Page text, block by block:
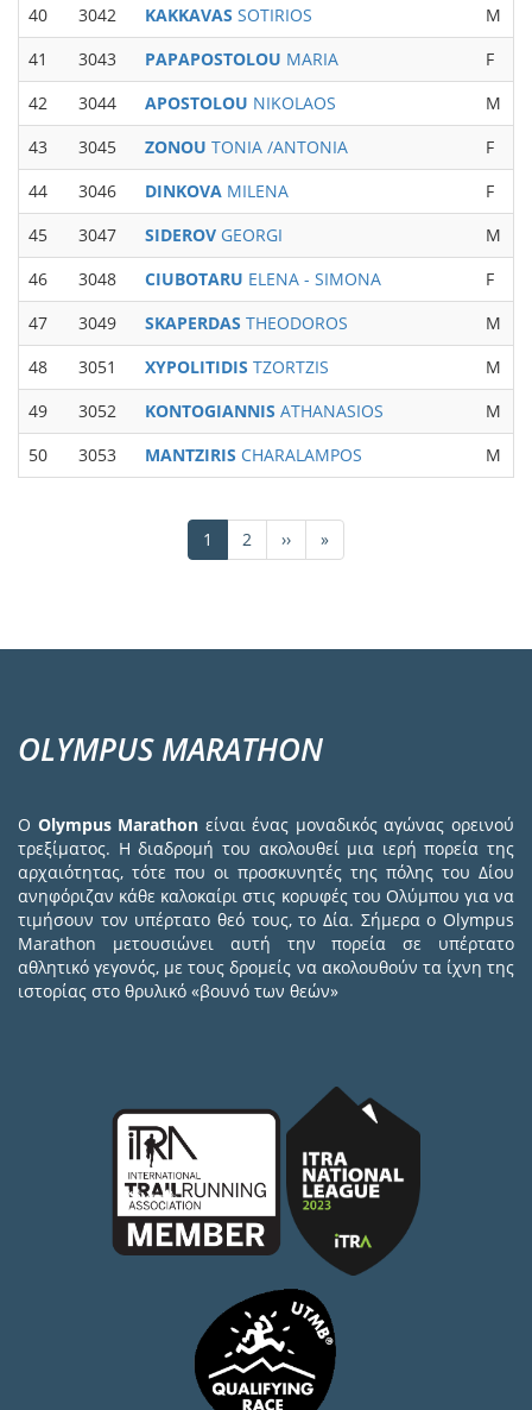
40 3042 KAKKAVAS SOTIRIOS M
41
3043 PAPAPOSTOLOU MARIA F
42
3044 APOSTOLOU NIKOLAOS M
43
3045 ZONOU TONIA /ANTONIA F
44
3046 DINKOVA MILENA F
45
3047 SIDEROV GEORGI M
46
3048 CIUBOTARU ELENA - SIMONA F
47
3049 SKAPERDAS THEODOROS M
48
3051 XYPOLITIDIS TZORTZIS M
49
3052 KONTOGIANNIS ATHANASIOS M
50
3053 MANTZIRIS CHARALAMPOS M
Τρέχουσα
σελίδα
1 Σελίδα
2
Next
page
››
Last
page
»
OLYMPUS MARATHON
Ο Olympus Marathon είναι ένας μοναδικός αγώνας ορεινού
τρεξίματος. Η διαδρομή του ακολουθεί μια ιερή πορεία της
αρχαιότητας, τότε που οι προσκυνητές της πόλης του Δίου
ανηφόριζαν κάθε καλοκαίρι στις κορυφές του Ολύμπου για να
τιμήσουν τον υπέρτατο θεό τους, το Δία. Σήμερα ο Olympus
Marathon μετουσιώνει αυτή την πορεία σε υπέρτατο
αθλητικό γεγονός, με τους δρομείς να ακολουθούν τα ίχνη της
ιστορίας στο θρυλικό «βουνό των θεών»